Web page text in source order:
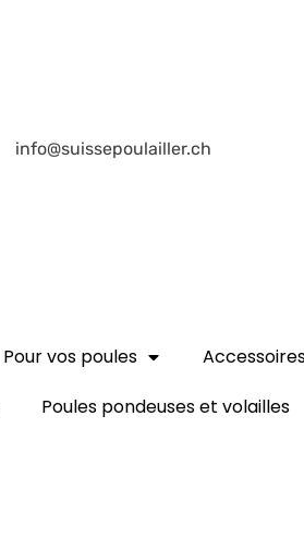
info@suissepoulailler.ch
Pour vos poules
Poules pondeuses et volailles